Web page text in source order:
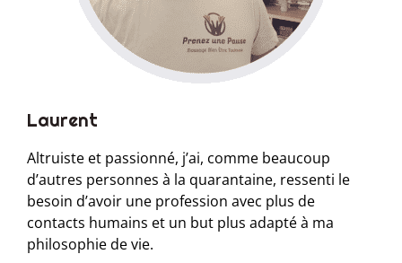
Laurent
Altruiste et passionné, j’ai, comme beaucoup
d’autres personnes à la quarantaine, ressenti le
besoin d’avoir une profession avec plus de
contacts humains et un but plus adapté à ma
philosophie de vie.